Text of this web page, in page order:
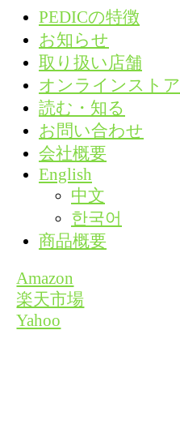
PEDICの特徴
お知らせ
取り扱い店舗
オンラインストア
読む・知る
お問い合わせ
会社概要
English
中文
한국어
商品概要
Amazon
楽天市場
Yahoo